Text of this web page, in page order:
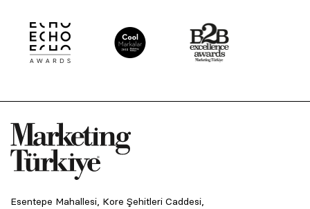
Esentepe Mahallesi, Kore Şehitleri Caddesi,